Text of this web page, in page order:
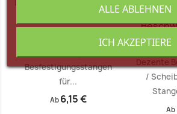
Besfestigungsstangen
für...
Ab 6,15 €
favorite_border
Dezente
/
Ab
ALLE ABLEHNEN
ICH AKZEPTIERE